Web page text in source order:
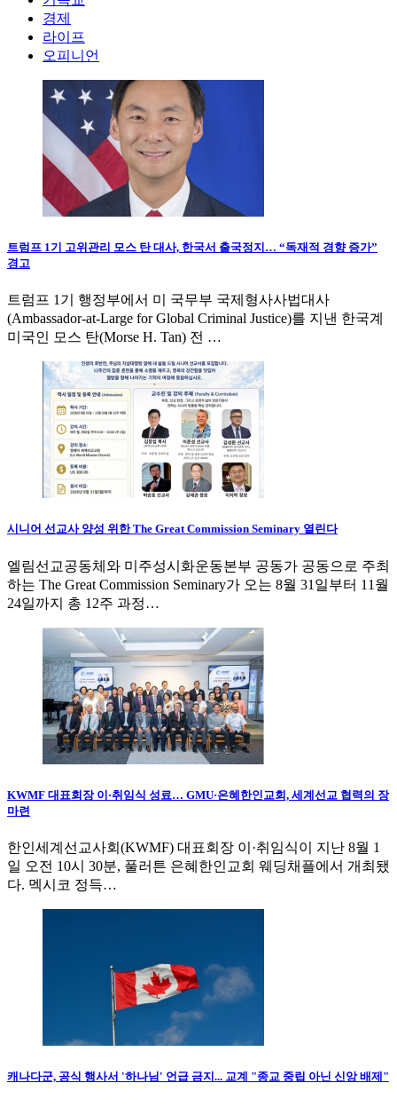
경제
라이프
오피니언
트럼프 1기 고위관리 모스 탄 대사, 한국서 출국정지… “독재적 경향 증가”
경고
트럼프 1기 행정부에서 미 국무부 국제형사사법대사
(Ambassador-at-Large for Global Criminal Justice)를 지낸 한국계
미국인 모스 탄(Morse H. Tan) 전 …
시니어 선교사 양성 위한 The Great Commission Seminary 열린다
엘림선교공동체와 미주성시화운동본부 공동가 공동으로 주최
하는 The Great Commission Seminary가 오는 8월 31일부터 11월
24일까지 총 12주 과정…
KWMF 대표회장 이·취임식 성료… GMU·은혜한인교회, 세계선교 협력의 장
마련
한인세계선교사회(KWMF) 대표회장 이·취임식이 지난 8월 1
일 오전 10시 30분, 풀러튼 은혜한인교회 웨딩채플에서 개최됐
다. 멕시코 정득…
캐나다군, 공식 행사서 '하나님' 언급 금지... 교계 "종교 중립 아닌 신앙 배제"